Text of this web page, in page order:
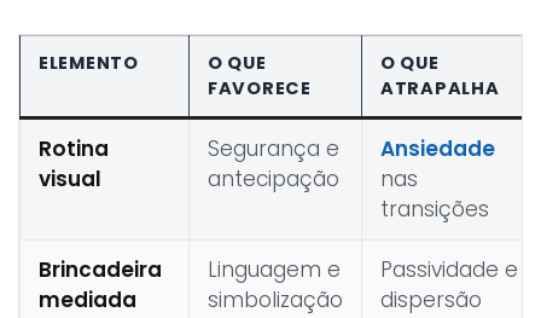
ELEMENTO
O QUE
FAVORECE
O QUE
ATRAPALHA
Rotina
visual
Segurança e
antecipação
Ansiedade
nas
transições
Brincadeira
mediada
Linguagem e
simbolização
Passividade e
dispersão